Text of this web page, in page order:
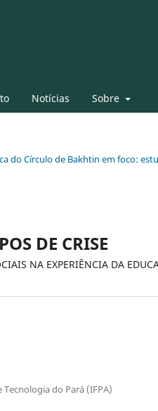
Notícias Sobre
do Círculo de Bakhtin em foco:
DE CRISE
NA EXPERIÊNCIA DA
do Pará (IFPA)